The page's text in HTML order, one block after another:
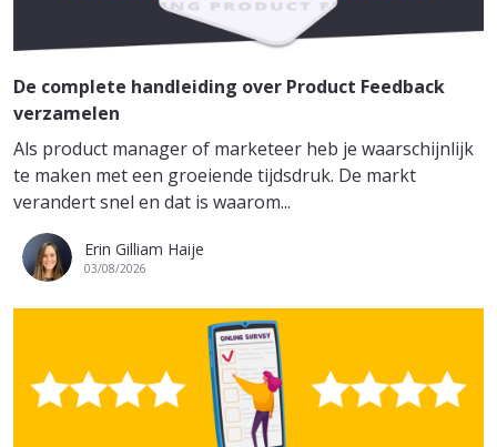
De complete handleiding over Product Feedback
verzamelen
Als product manager of marketeer heb je waarschijnlijk
te maken met een groeiende tijdsdruk. De markt
verandert snel en dat is waarom...
Erin Gilliam Haije
03/08/2026